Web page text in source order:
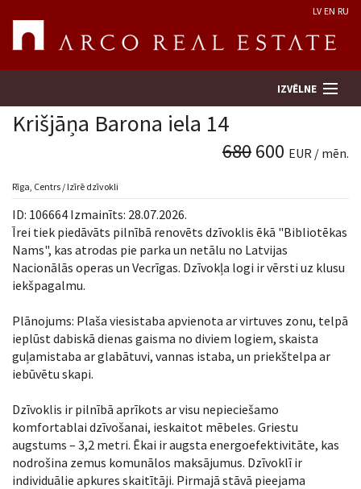
LV EN RU
IZVĒLNE
Novērtēt īpašumu
Uzņēmums
Pakalpojumi
Kontakti
Krišjāņa Barona iela 14
680600 EUR / mēn.
Rīga, Centrs / Izīrē dzīvokli
ID: 106664 Izmainīts: 28.07.2026.
Īrei tiek piedāvāts pilnībā renovēts dzīvoklis ēkā "Bibliotēkas
Nams", kas atrodas pie parka un netālu no Latvijas
Nacionālās operas un Vecrīgas. Dzīvokļa logi ir vērsti uz klusu
iekšpagalmu.
Plānojums: Plaša viesistaba apvienota ar virtuves zonu, telpā
ieplūst dabiskā dienas gaisma no diviem logiem, skaista
guļamistaba ar glabātuvi, vannas istaba, un priekštelpa ar
iebūvētu skapi.
Dzīvoklis ir pilnībā aprīkots ar visu nepieciešamo
komfortablai dzīvošanai, ieskaitot mēbeles. Griestu
augstums – 3,2 metri. Ēkai ir augsta energoefektivitāte, kas
nodrošina zemus komunālos maksājumus. Dzīvoklī ir
individuālie apkures skaitītāji. Pirmajā stāvā pieejama